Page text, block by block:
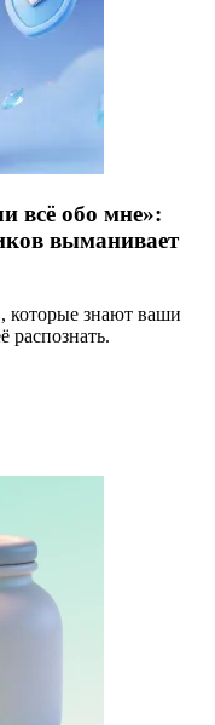
всё обо мне»:
выманивает
которые знают ваши
распознать.